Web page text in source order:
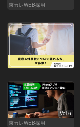
東カレWEB採用
Vol.6
東カレWEB採用